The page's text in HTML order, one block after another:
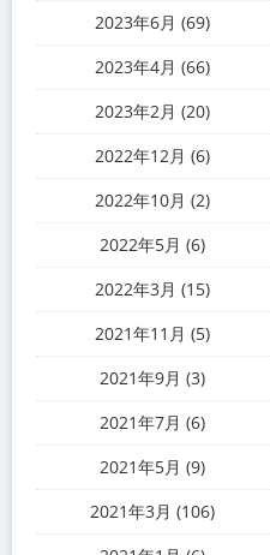
2023年6月 (69)
2023年4月 (66)
2023年2月 (20)
2022年12月 (6)
2022年10月 (2)
2022年5月 (6)
2022年3月 (15)
2021年11月 (5)
2021年9月 (3)
2021年7月 (6)
2021年5月 (9)
2021年3月 (106)